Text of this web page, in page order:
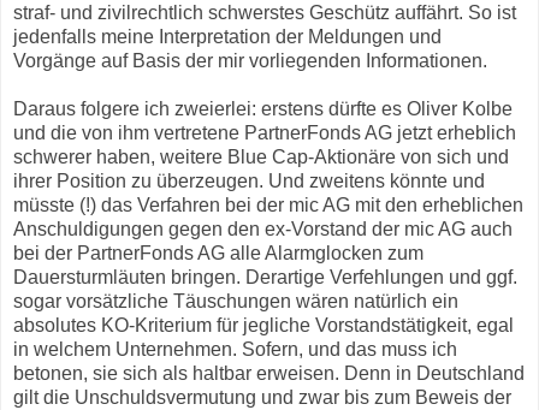
straf- und zivilrechtlich schwerstes Geschütz auffährt. So ist
jedenfalls meine Interpretation der Meldungen und
Vorgänge auf Basis der mir vorliegenden Informationen.
Daraus folgere ich zweierlei: erstens dürfte es Oliver Kolbe
und die von ihm vertretene PartnerFonds AG jetzt erheblich
schwerer haben, weitere Blue Cap-Aktionäre von sich und
ihrer Position zu überzeugen. Und zweitens könnte und
müsste (!) das Verfahren bei der mic AG mit den erheblichen
Anschuldigungen gegen den ex-Vorstand der mic AG auch
bei der PartnerFonds AG alle Alarmglocken zum
Dauersturmläuten bringen. Derartige Verfehlungen und ggf.
sogar vorsätzliche Täuschungen wären natürlich ein
absolutes KO-Kriterium für jegliche Vorstandstätigkeit, egal
in welchem Unternehmen. Sofern, und das muss ich
betonen, sie sich als haltbar erweisen. Denn in Deutschland
gilt die Unschuldsvermutung und zwar bis zum Beweis der